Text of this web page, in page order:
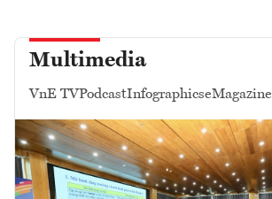
Multimedia
VnE TVPodcastInfographicseMagazine